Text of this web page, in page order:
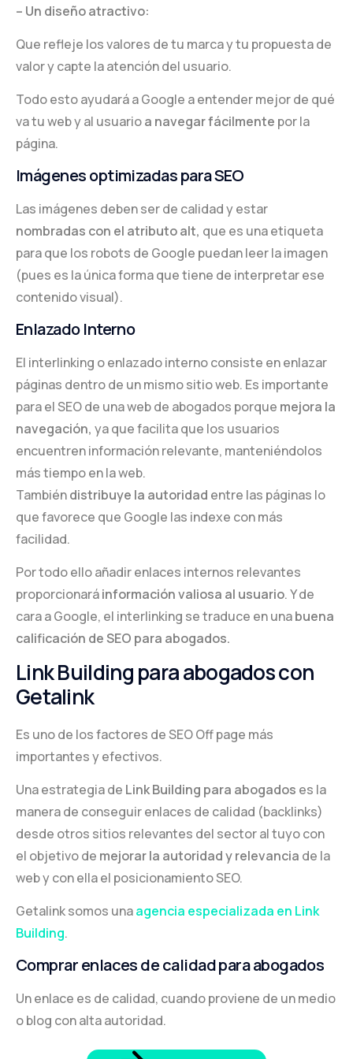
– Un diseño atractivo:
Que refleje los valores de tu marca y tu propuesta de
valor y capte la atención del usuario.
Todo esto ayudará a Google a entender mejor de qué
va tu web y al usuarioa navegar fácilmente por la
página.
Imágenes optimizadas para SEO
Las imágenes deben ser de calidad y estar
nombradas con el atributo alt, que es una etiqueta
para que los robots de Google puedan leer la imagen
(pues es la única forma que tiene de interpretar ese
contenido visual).
Enlazado Interno
El interlinking o enlazado interno consiste en enlazar
páginas dentro de un mismo sitio web. Es importante
para el SEO de una web de abogados porque mejora la
navegación, ya que facilita que los usuarios
encuentren información relevante, manteniéndolos
más tiempo en la web.
Tambiéndistribuye la autoridad entre las páginas lo
que favorece que Google las indexe con más
facilidad.
Por todo ello añadir enlaces internos relevantes
proporcionaráinformación valiosa al usuario. Y de
cara a Google, el interlinking se traduce en unabuena
calificación de SEO para abogados.
Link Building para abogados con
Getalink
Es uno de los factores de SEO Off page más
importantes y efectivos.
Una estrategia de Link Building para abogados es la
manera de conseguir enlaces de calidad (backlinks)
desde otros sitios relevantes del sector al tuyo con
el objetivo de mejorar la autoridad y relevancia de la
web y con ella el posicionamiento SEO.
Getalink somos unaagencia especializada en Link
Building.
Comprar enlaces de calidad para abogados
Un enlace es de calidad, cuando proviene de un medio
o blog con alta autoridad.